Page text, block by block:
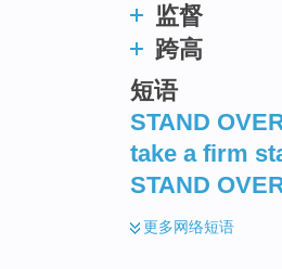
监督
跨高
短语
STAND
take a firm
STAND
更多网络短语